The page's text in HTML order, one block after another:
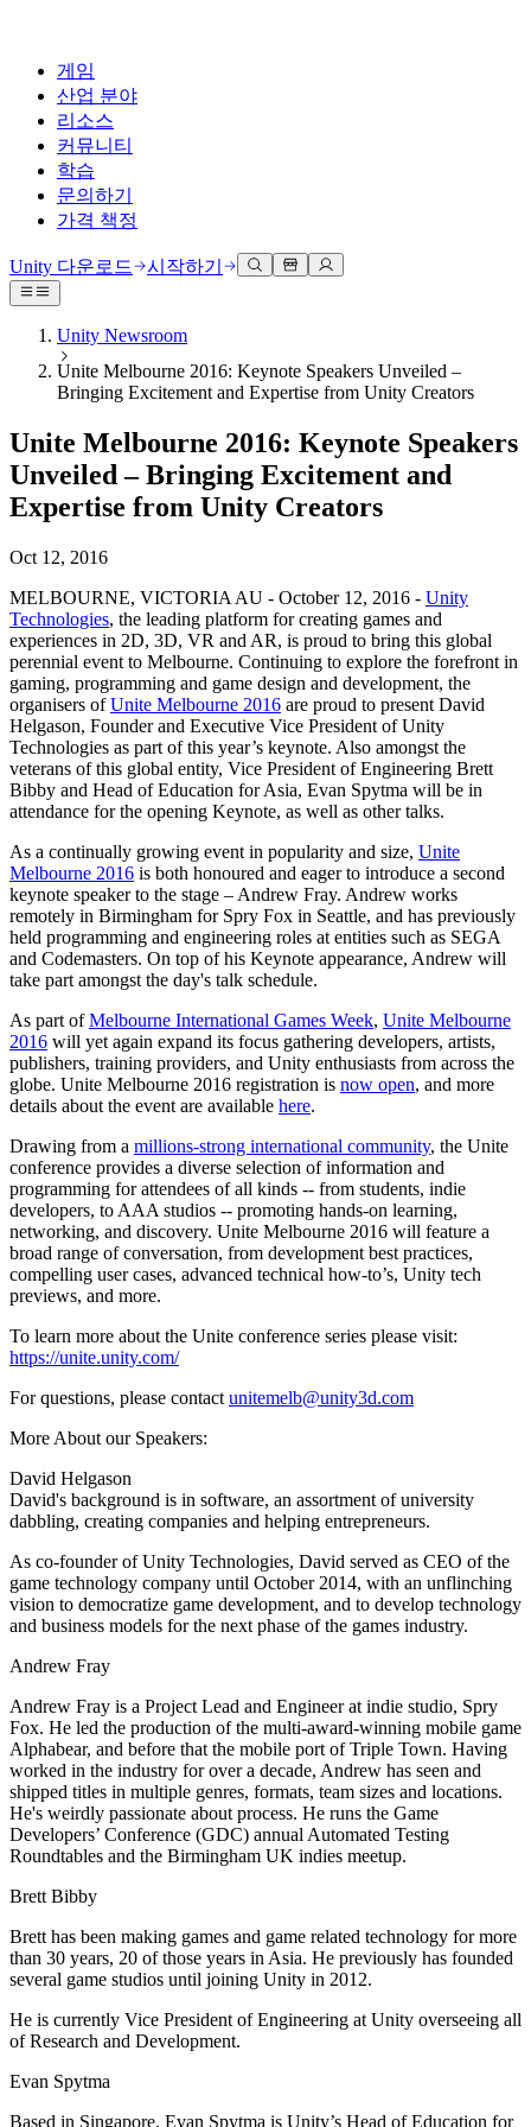
게임
산업 분야
리소스
커뮤니티
학습
문의하기
가격 책정
Unity 엔진
모든 플랫폼 위한 2D 및 3D 게임 제작
협업
팀과 함께 신속한 협업과 반복 작업을 수행하세요.
Unity 다운로드
플랜 및 가격
배포
멀티플랫폼
Unity가 지원하는 25개 이상의 플랫폼을 살펴보세요.
LiveOps
출시 후 인사이트를 확인하고 라이브 게임을 운영하세요.
성장
사용자 확보
모바일 사용자를 검색하고 Acquire
인앱 결제
매장 및 D2C 전반에 걸쳐 IAP 관리하세요.
수익화
적합한 게임으로 플레이어 연결
Unity로 광고하세요
Unity로 수익화하세요
활용 부문
모바일 게임
Unity로 모바일 히트작을 제작하고 성장시키세요.
인디 게임
XR 게임
여러 플랫폼에서 XR 게임을 출시하세요.
멀티플레이어 게임
멀티플레이어 게임 개발을 간소화하세요.
3D 협업
실시간 3D 프로젝트 빌드 및 검토
몰입형 교육
몰입도 높은 환경 제작
고객 경험
인터랙티브 3D 경험 제작
산업 분야
제조업
운영 우수성 확보
리테일
상점 경험을 온라인 경험으로 전환
자동차
혁신을 가속화하고 차량 내 경험을 향상시키세요.
모든 산업 보기
기술 자료
공식 유저. '광고 지면'의 타겟 고객 매뉴얼 및 API 레퍼런스
개발자 툴
릴리스 버전 및 이슈 트래커
로드맵
예정된 기능 검토
용어집
분석 자료
활용 사례
실제 성공 사례
베스트 프랙티스 가이드
전문가 팁
데모
데모, 샘플 및 빌딩 블록
모든 리소스
새로운 기능
블로그
업데이트, 정보, 기술 팁
뉴스
뉴스, 스토리, 보도 센터
토론
토론, 문제 해결, 소통
이벤트
글로벌 이벤트 및 현지 이벤트
커뮤니티 사례
Made with Unity
Unity 크리에이터 소개
개발자, 크리에이터, Insider와의 소통
Unity Awards
전 세계 Unity 크리에이터 축하
Unity Learn
무료로 Unity 기술 마스터
전문 교육
Unity 강사와 함께 팀의 역량을 강화하세요
Unity 처음 사용하시나요
시작하기
학습 시작하기
Unity 필수 학습 길잡이
Unity 사용이 처음이신가요? 여정 시작하기
사용법 가이드
실용적인 팁 및 베스트 프랙티스
교육
학생용
커리어 시작하기
교육 담당자 대상 교육
교육 효율 극대화
교육 라이선스
교육 기관에 Unity 강력한 기능 도입
자격증
도움 받기
성공을 위한 Unity
Success 플랜
전문가 지원을 통해 더 빠르게 목표 도달률 달성
FAQ
일반적인 질문에 대한 답변
유니티 팀과 소통하기
Unity 다운로드 시작하기
Unity Newsroom
Unite Melbourne 2016: Keynote Speakers Unveiled –
Bringing Excitement and Expertise from Unity Creators
Unite Melbourne 2016: Keynote Speakers
Unveiled – Bringing Excitement and
Expertise from Unity Creators
Oct 12, 2016
MELBOURNE, VICTORIA AU - October 12, 2016 - Unity
Technologies, the leading platform for creating games and
experiences in 2D, 3D, VR and AR, is proud to bring this global
perennial event to Melbourne. Continuing to explore the forefront in
gaming, programming and game design and development, the
organisers ofUnite Melbourne 2016 are proud to present David
Helgason, Founder and Executive Vice President of Unity
Technologies as part of this year’s keynote. Also amongst the
veterans of this global entity, Vice President of Engineering Brett
Bibby and Head of Education for Asia, Evan Spytma will be in
attendance for the opening Keynote, as well as other talks.
As a continually growing event in popularity and size, Unite
Melbourne 2016 is both honoured and eager to introduce a second
keynote speaker to the stage – Andrew Fray. Andrew works
remotely in Birmingham for Spry Fox in Seattle, and has previously
held programming and engineering roles at entities such as SEGA
and Codemasters. On top of his Keynote appearance, Andrew will
take part amongst the day's talk schedule.
As part ofMelbourne International Games Week, Unite Melbourne
2016 will yet again expand its focus gathering developers, artists,
publishers, training providers, and Unity enthusiasts from across the
globe. Unite Melbourne 2016 registration is now open, and more
details about the event are available here.
Drawing from a millions-strong international community, the Unite
conference provides a diverse selection of information and
programming for attendees of all kinds -- from students, indie
developers, to AAA studios -- promoting hands-on learning,
networking, and discovery. Unite Melbourne 2016 will feature a
broad range of conversation, from development best practices,
compelling user cases, advanced technical how-to’s, Unity tech
previews, and more.
To learn more about the Unite conference series please visit:
https://unite.unity.com/
For questions, please contact unitemelb@unity3d.com
More About our Speakers:
David Helgason
David's background is in software, an assortment of university
dabbling, creating companies and helping entrepreneurs.
As co-founder of Unity Technologies, David served as CEO of the
game technology company until October 2014, with an unflinching
vision to democratize game development, and to develop technology
and business models for the next phase of the games industry.
Andrew Fray
Andrew Fray is a Project Lead and Engineer at indie studio, Spry
Fox. He led the production of the multi-award-winning mobile game
Alphabear, and before that the mobile port of Triple Town. Having
worked in the industry for over a decade, Andrew has seen and
shipped titles in multiple genres, formats, team sizes and locations.
He's weirdly passionate about process. He runs the Game
Developers’ Conference (GDC) annual Automated Testing
Roundtables and the Birmingham UK indies meetup.
Brett Bibby
Brett has been making games and game related technology for more
than 30 years, 20 of those years in Asia. He previously has founded
several game studios until joining Unity in 2012.
He is currently Vice President of Engineering at Unity overseeing all
of Research and Development.
Evan Spytma
Based in Singapore, Evan Spytma is Unity’s Head of Education for